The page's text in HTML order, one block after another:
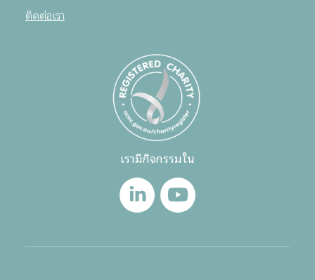
ติดต่อเรา
เรามีกิจกรรมใน